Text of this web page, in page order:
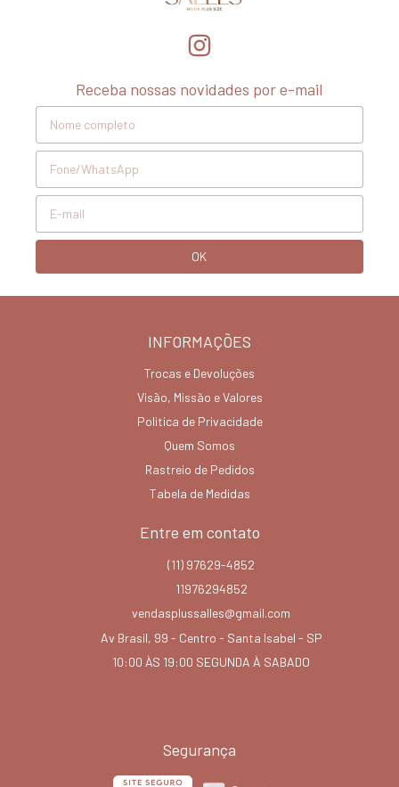
Receba nossas novidades por e-mail
INFORMAÇÕES
Trocas e Devoluções
Visão, Missão e Valores
Politica de Privacidade
Quem Somos
Rastreio de Pedidos
Tabela de Medidas
Entre em contato
(11) 97629-4852
11976294852
vendasplussalles@gmail.com
Av Brasil, 99 - Centro - Santa Isabel - SP
10:00 ÀS 19:00 SEGUNDA À SABADO
Segurança